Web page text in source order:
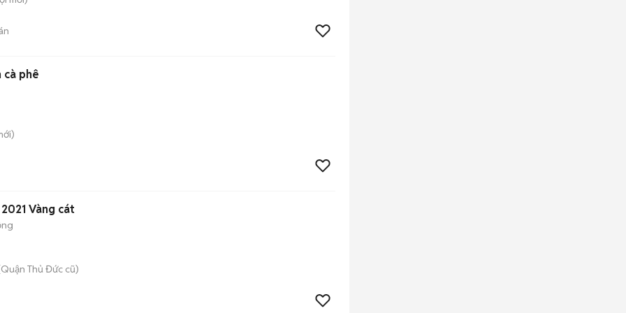
cà phê
Vàng cát
Thủ Đức cũ)